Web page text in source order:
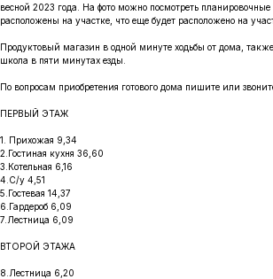
весной 2023 года. На фото можно посмотреть
расположены на участке, что еще будет расположено на
Продуктовый магазин в одной минуте ходьбы от дома,
школа в пяти минутах езды.
По вопросам приобретения готового дома пишите или
ПЕРВЫЙ ЭТАЖ
1. Прихожая 9,34
2.Гостиная кухня 36,60
3.Котельная 6,16
4.С/у 4,51
5.Гостевая 14,37
6.Гардероб 6,09
7.Лестница 6,09
ВТОРОЙ ЭТАЖА
8.Лестница 6,20